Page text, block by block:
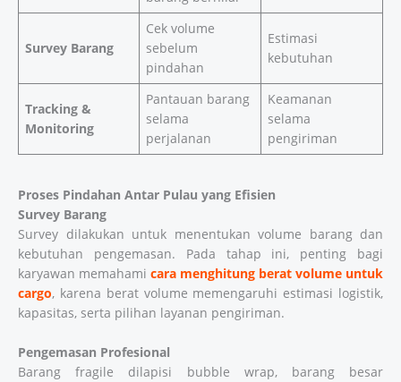
Survey Barang
Cek volume
sebelum
pindahan
Estimasi
kebutuhan
Tracking &
Monitoring
Pantauan barang
selama
perjalanan
Keamanan
selama
pengiriman
Proses Pindahan Antar Pulau yang Efisien
Survey Barang
Survey dilakukan untuk menentukan volume barang dan
kebutuhan pengemasan. Pada tahap ini, penting bagi
karyawan memahami cara menghitung berat volume untuk
cargo, karena berat volume memengaruhi estimasi logistik,
kapasitas, serta pilihan layanan pengiriman.
Pengemasan Profesional
Barang fragile dilapisi bubble wrap, barang besar